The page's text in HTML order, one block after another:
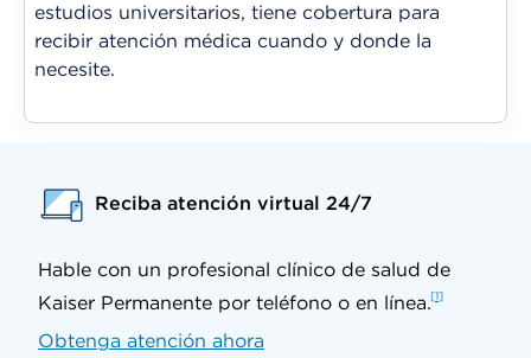
estudios universitarios, tiene cobertura para
recibir atención médica cuando y donde la
necesite.
Reciba atención virtual 24/7
Hable con un profesional clínico de salud de
Kaiser Permanente por teléfono o en línea. 1
Obtenga atención ahora